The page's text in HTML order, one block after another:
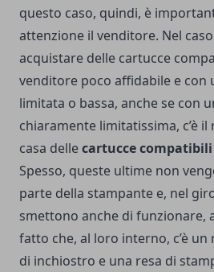
questo caso, quindi, è
attenzione il venditore. Nel
acquistare delle cartucce
venditore poco affidabile e con
limitata o bassa, anche se con
chiaramente limitatissima, c’è
casa dellecartucce
Spesso, queste ultime non
parte della stampante e, nel
smettono anche di funzionare,
fatto che, al loro interno, c’è
di inchiostro e una resa di